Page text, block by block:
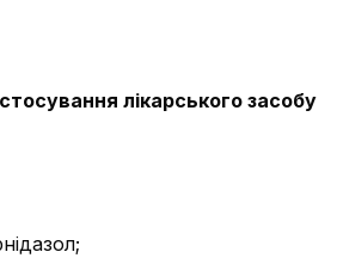
лікарського засобу